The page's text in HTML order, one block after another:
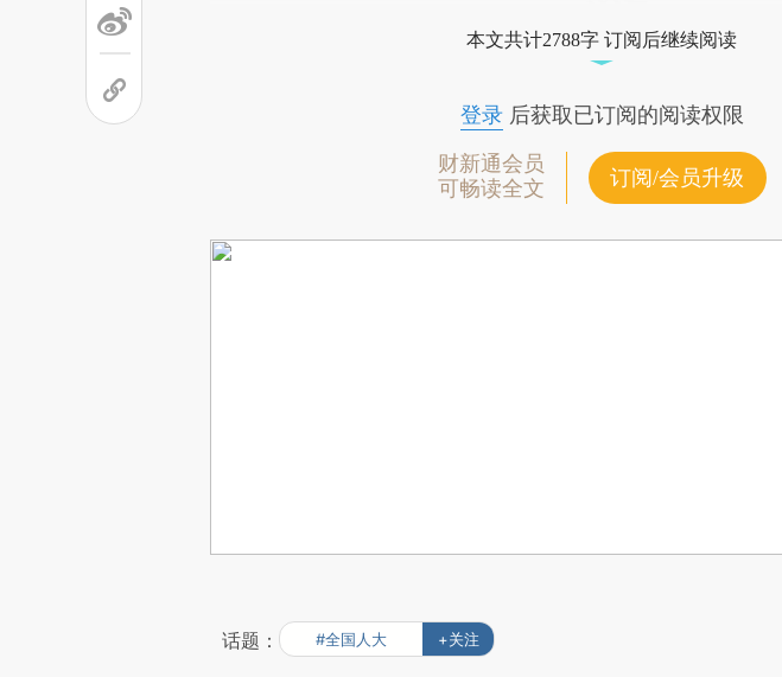
本文共计2788字 订阅后继续阅读
登录后获取已订阅的阅读权限
财新通会员
可畅读全文
订阅/会员升级
话题： #全国人大 +关注